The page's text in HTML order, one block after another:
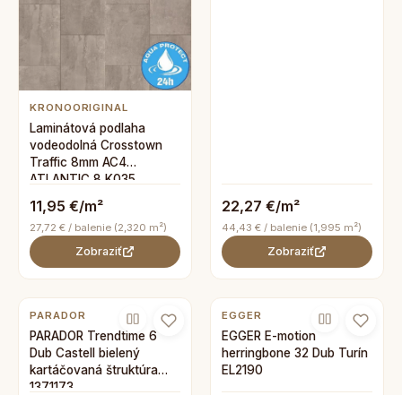
KRONOORIGINAL
Laminátová podlaha
vodeodolná Crosstown
Traffic 8mm AC4
ATLANTIC 8 K035
11,95 €/m²
27,72 € / balenie (2,320 m²)
Zobraziť
22,27 €/m²
44,43 € / balenie (1,995 m²)
Zobraziť
PARADOR
PARADOR Trendtime 6
Dub Castell bielený
kartáčovaná štruktúra
1371173
EGGER
EGGER E-motion
herringbone 32 Dub Turín
EL2190